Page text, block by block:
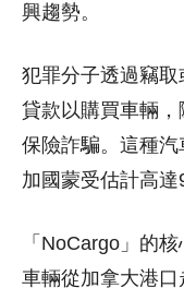
興趨勢。
犯罪分子透過竊
貸款以購買車輛
保險詐騙。這種
加國蒙受估計高達
「NoCargo」的
車輛從加拿大港口